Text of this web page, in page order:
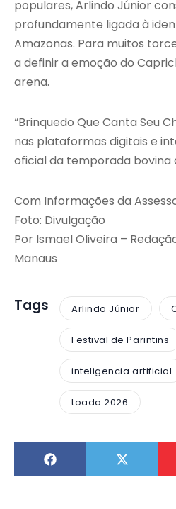
populares, Arlindo Júnior
profundamente ligada à
Amazonas. Para muitos
a definir a emoção do
arena.
“Brinquedo Que Canta Seu
nas plataformas digitais e
oficial da temporada bovina
Com Informações da
Foto: Divulgação
Por Ismael Oliveira –
Manaus
Tags Arlindo Júnior
Festival de Parintins
inteligencia artificial
toada 2026